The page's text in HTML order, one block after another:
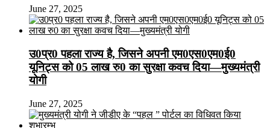
June 27, 2025
उ0प्र0 पहला राज्य है, जिसने अपनी एम0एस0एम0ई0
यूनिट्स को 05 लाख रु0 का सुरक्षा कवच दिया—मुख्यमंत्री
योगी
June 27, 2025